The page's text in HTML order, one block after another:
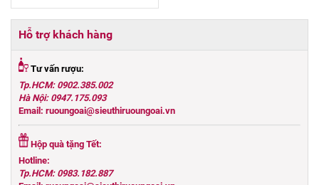
Hỗ trợ khách hàng
Tư vấn rượu:
Tp.HCM: 0902.385.002
Hà Nội: 0947.175.093
Email: ruoungoai@sieuthiruoungoai.vn
Hộp quà tặng Tết:
Hotline:
Tp.HCM: 0983.182.887